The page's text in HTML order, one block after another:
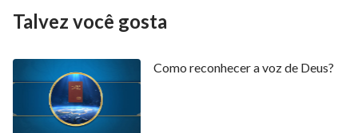
Talvez você gosta
Como reconhecer a voz de Deus?